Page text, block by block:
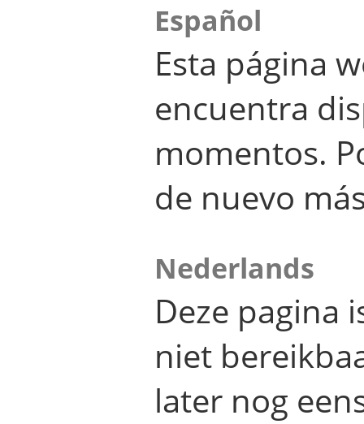
Español
Esta página
encuentra
momentos.
de nuevo
Nederlands
Deze pagina
niet
later nog